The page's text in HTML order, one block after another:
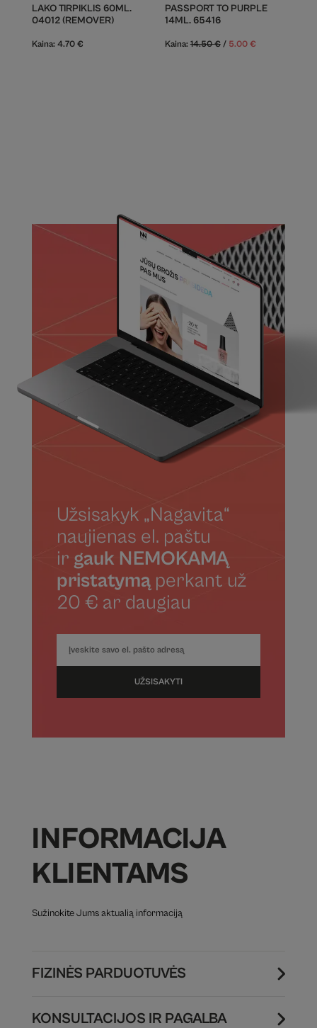
LAKO TIRPIKLIS 60ML.
04012 (REMOVER)
Kaina: 4.70 €
PASSPORT TO PURPLE
14ML. 65416
Kaina:14.50€ / 5.00 €
Užsisakyk „Nagavita“
naujienas el. paštu
ir gauk NEMOKAMĄ
pristatymąperkant už
20 € ar daugiau
UŽSISAKYTI
INFORMACIJA
KLIENTAMS
Sužinokite Jums aktualią informaciją
FIZINĖS PARDUOTUVĖS
KONSULTACIJOS IR PAGALBA